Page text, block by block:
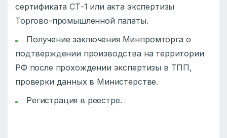
сертификата СТ-1 или акта экспертизы
Торгово-промышленной палаты.
Получение заключения Минпромторга о
подтверждении производства на территории
РФ после прохождении экспертизы в ТПП,
проверки данных в Министерстве.
Регистрация в реестре.